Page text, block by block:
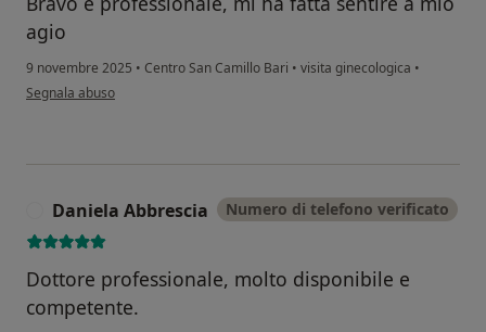
agio
9 novembre 2025 • Centro San Camillo Bari • visita ginecologica •
secondo l'opinione dell'utente Sonia Surico
Segnala abuso
Daniela Abbrescia Numero di telefono verificato
Dottore professionale, molto disponibile e
competente.